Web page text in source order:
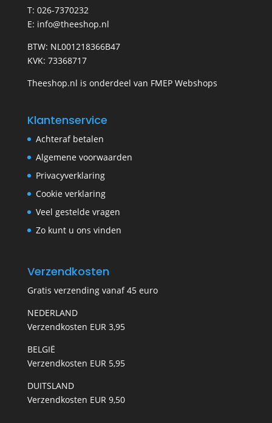
T: 026-7370232
E: info@theeshop.nl
BTW: NL001218366B47
KVK: 73368717
Theeshop.nl is onderdeel van FMEP Webshops
Klantenservice
Achteraf betalen
Algemene voorwaarden
Privacyverklaring
Cookie verklaring
Veel gestelde vragen
Zo kunt u ons vinden
Verzendkosten
Gratis verzending vanaf 45 euro
NEDERLAND
Verzendkosten EUR 3,95
BELGIË
Verzendkosten EUR 5,95
DUITSLAND
Verzendkosten EUR 9,50